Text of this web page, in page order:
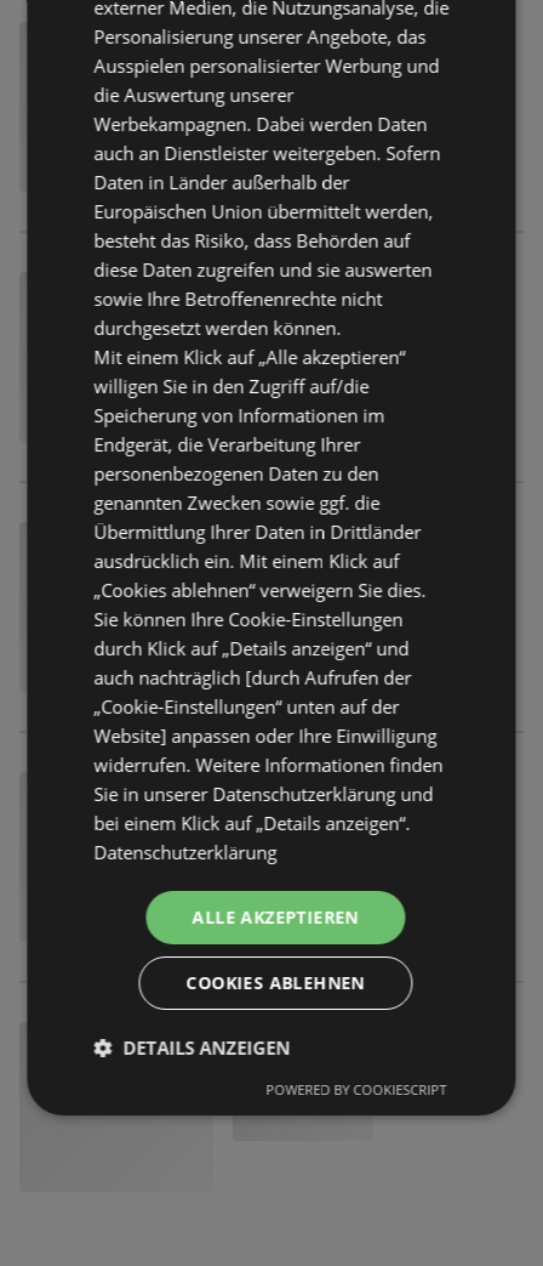
externer Medien, die Nutzungsanalyse, die
Personalisierung unserer Angebote, das
Ausspielen personalisierter Werbung und
die Auswertung unserer
Werbekampagnen. Dabei werden Daten
auch an Dienstleister weitergeben. Sofern
Daten in Länder außerhalb der
Europäischen Union übermittelt werden,
besteht das Risiko, dass Behörden auf
diese Daten zugreifen und sie auswerten
sowie Ihre Betroffenenrechte nicht
durchgesetzt werden können.
Mit einem Klick auf „Alle akzeptieren“
willigen Sie in den Zugriff auf/die
Speicherung von Informationen im
Endgerät, die Verarbeitung Ihrer
personenbezogenen Daten zu den
genannten Zwecken sowie ggf. die
Übermittlung Ihrer Daten in Drittländer
ausdrücklich ein. Mit einem Klick auf
„Cookies ablehnen“ verweigern Sie dies.
Sie können Ihre Cookie-Einstellungen
durch Klick auf „Details anzeigen“ und
auch nachträglich [durch Aufrufen der
„Cookie-Einstellungen“ unten auf der
Website] anpassen oder Ihre Einwilligung
widerrufen. Weitere Informationen finden
Sie in unserer Datenschutzerklärung und
bei einem Klick auf „Details anzeigen“.
Datenschutzerklärung
ALLE AKZEPTIEREN
COOKIES ABLEHNEN
DETAILS ANZEIGEN
POWERED BY COOKIESCRIPT